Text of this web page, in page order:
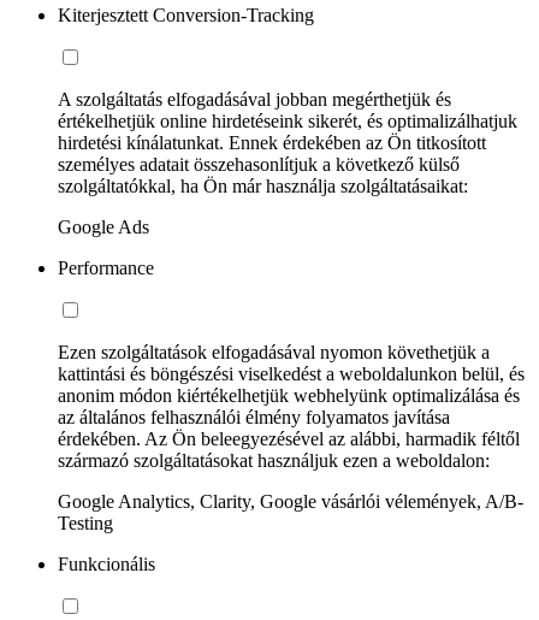
Kiterjesztett Conversion-Tracking
A szolgáltatás elfogadásával jobban megérthetjük és
értékelhetjük online hirdetéseink sikerét, és optimalizálhatjuk
hirdetési kínálatunkat. Ennek érdekében az Ön titkosított
személyes adatait összehasonlítjuk a következő külső
szolgáltatókkal, ha Ön már használja szolgáltatásaikat:
Google Ads
Performance
Ezen szolgáltatások elfogadásával nyomon követhetjük a
kattintási és böngészési viselkedést a weboldalunkon belül, és
anonim módon kiértékelhetjük webhelyünk optimalizálása és
az általános felhasználói élmény folyamatos javítása
érdekében. Az Ön beleegyezésével az alábbi, harmadik féltől
származó szolgáltatásokat használjuk ezen a weboldalon:
Google Analytics, Clarity, Google vásárlói vélemények, A/B-
Testing
Funkcionális